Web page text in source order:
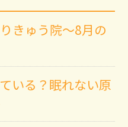
きゅう院～8月の
いる？眠れない原